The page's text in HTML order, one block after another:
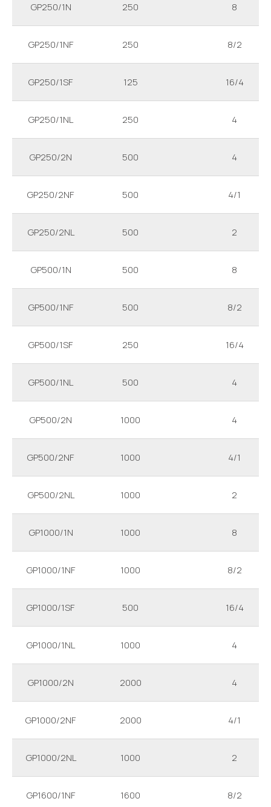
GP250/1N 250 8
GP250/1NF 250 8/2
GP250/1SF 125 16/4
GP250/1NL 250 4
GP250/2N 500 4
GP250/2NF 500 4/1
GP250/2NL 500 2
GP500/1N 500 8
GP500/1NF 500 8/2
GP500/1SF 250 16/4
GP500/1NL 500 4
GP500/2N 1000 4
GP500/2NF 1000 4/1
GP500/2NL 1000 2
GP1000/1N 1000 8
GP1000/1NF 1000 8/2
GP1000/1SF 500 16/4
GP1000/1NL 1000 4
GP1000/2N 2000 4
GP1000/2NF 2000 4/1
GP1000/2NL 1000 2
GP1600/1NF 1600 8/2